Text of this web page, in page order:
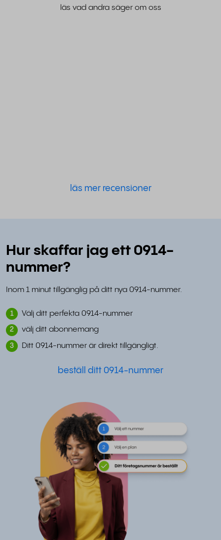
läs vad andra säger om oss
läs mer recensioner
Hur skaffar jag ett 0914-
nummer?
Inom 1 minut tillgänglig på ditt nya 0914-nummer.
1 Välj ditt perfekta 0914-nummer
2 välj ditt abonnemang
3 Ditt 0914-nummer är direkt tillgängligt.
beställ ditt 0914-nummer